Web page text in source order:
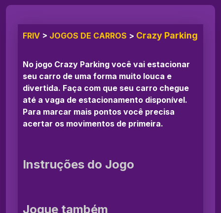
FRIV > JOGOS DE CARROS > Crazy Parking
No jogo Crazy Parking você vai estacionar
seu carro de uma forma muito louca e
divertida. Faça com que seu carro chegue
até a vaga de estacionamento disponível.
Para marcar mais pontos você precisa
acertar os movimentos de primeira.
Instruções do Jogo
Jogue também